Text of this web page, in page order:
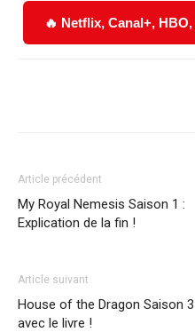
🔥 Netflix, Canal+,
Article précédent
My Royal Nemesis Saison 1 :
Explication de la fin !
Article suivant
House of the Dragon Saison
avec le livre !